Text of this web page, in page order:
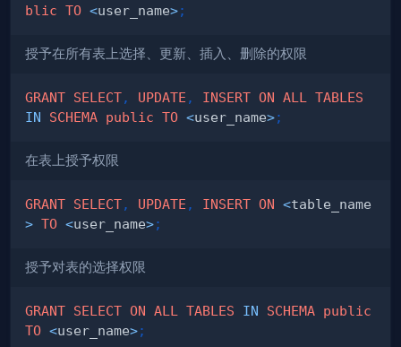
blic TO <user_name>;
授予在所有表上选择、更新、插入、删除的权限
GRANT SELECT, UPDATE , INSERT ON ALL
TABLES
IN
SCHEMA public TO <user_name>;
在表上授予权限
GRANT SELECT, UPDATE , INSERT ON <table_name
> TO <user_name>;
授予对表的选择权限
GRANT SELECT ON ALL TABLES IN SCHEMA public
TO <user_name>;